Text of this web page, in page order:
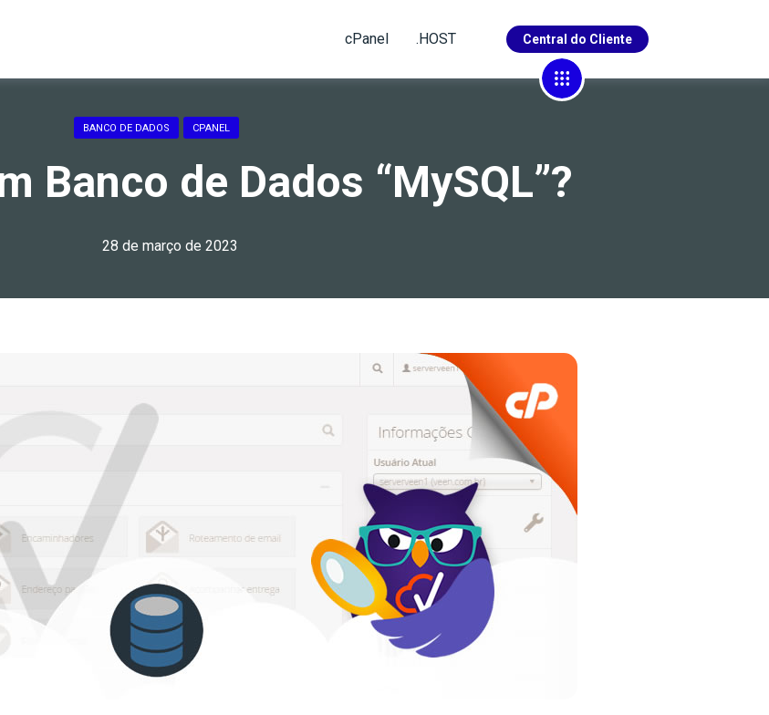
cPanel .HOST
23
Central do Cliente
BANCO DE DADOS CPANEL
Banco de Dados “MySQL”?
28 de março de 2023